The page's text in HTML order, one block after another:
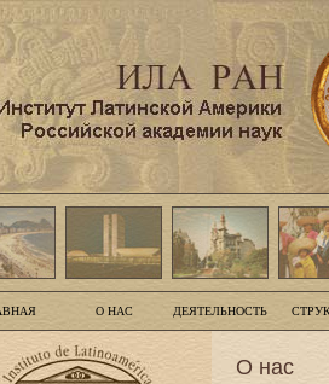
О НАС ДЕЯТЕЛЬНОСТЬ
О нас